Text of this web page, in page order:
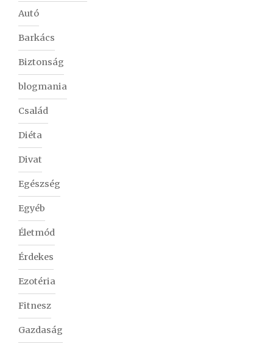
Autó
Barkács
Biztonság
blogmania
Család
Diéta
Divat
Egészség
Egyéb
Életmód
Érdekes
Ezotéria
Fitnesz
Gazdaság